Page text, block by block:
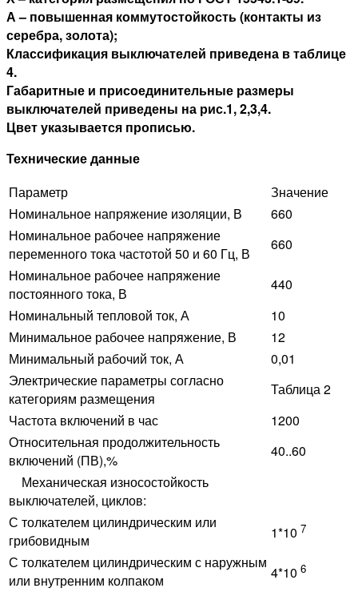
А – повышенная коммутостойкость (контакты из
серебра, золота);
Классификация выключателей приведена в таблице
4.
Габаритные и присоединительные размеры
выключателей приведены на рис.1, 2,3,4.
Цвет указывается прописью.
Технические данные
Параметр
Значение
Номинальное напряжение изоляции, В
660
Номинальное рабочее напряжение
переменного тока частотой 50 и 60 Гц, В
660
Номинальное рабочее напряжение
постоянного тока, В
440
Номинальный тепловой ток, А
10
Минимальное рабочее напряжение, В
12
Минимальный рабочий ток, А
0,01
Электрические параметры согласно
категориям размещения
Таблица 2
Частота включений в час
1200
Относительная продолжительность
включений (ПВ),%
40..60
Механическая износостойкость
выключателей, циклов:
С толкателем цилиндрическим или
грибовидным
1*10 7
С толкателем цилиндрическим с наружным
или внутренним колпаком
4*10 6